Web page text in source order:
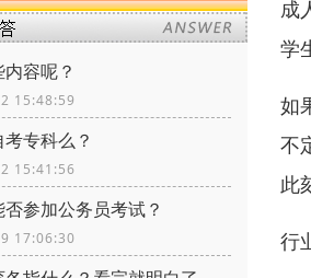
容呢？
15:48:59
专科么？
15:41:56
参加公务员考试？
17:06:30
成
学
如
不
此
行